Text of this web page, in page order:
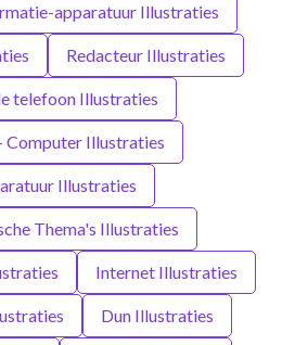
apparatuur Illustraties
Redacteur Illustraties
telefoon Illustraties
Computer Illustraties
Illustraties
Thema's Illustraties
Internet Illustraties
Dun Illustraties